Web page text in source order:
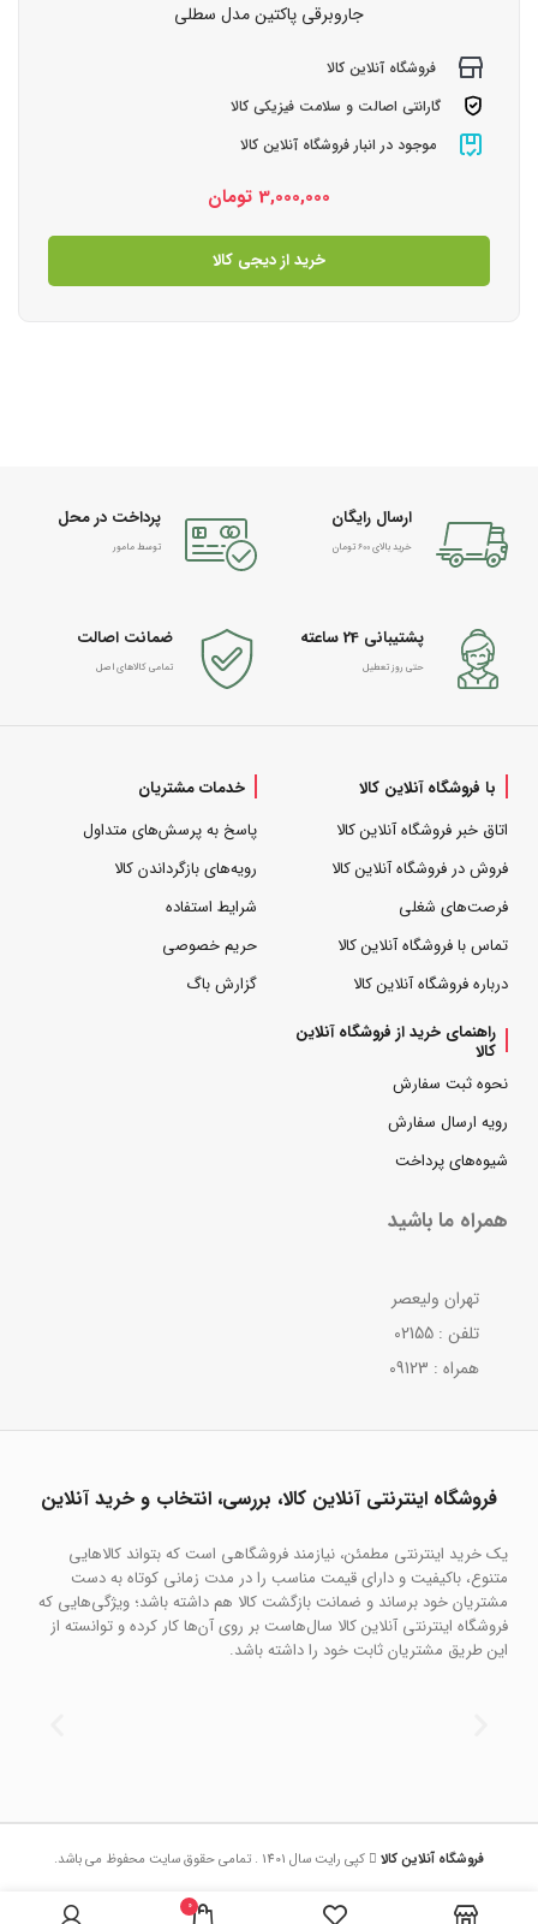
جاروبرقی پاکتین مدل سطلی
فروشگاه آنلاین کالا
گارانتی اصالت و سلامت فیزیکی کالا
موجود در انبار فروشگاه آنلاین کالا
3,000,000 تومان
خرید از دیجی کالا
ارسال رایگان
خرید بالای 600 تومان
پرداخت در محل
توسط مامور
پشتیبانی 24 ساعته
حتی روز تعطیل
ضمانت اصالت
تمامی کالاهای اصل
با فروشگاه آنلاین کالا
اتاق خبر فروشگاه آنلاین کالا
فروش در فروشگاه آنلاین کالا
فرصت‌های شغلی
تماس با فروشگاه آنلاین کالا
درباره فروشگاه آنلاین کالا
خدمات مشتریان
پاسخ به پرسش‌های متداول
رویه‌های بازگرداندن کالا
شرایط استفاده
حریم خصوصی
گزارش باگ
راهنمای خرید از فروشگاه آنلاین
کالا
نحوه ثبت سفارش
رویه ارسال سفارش
شیوه‌های پرداخت
همراه ما باشید
تهران ولیعصر
تلفن : 02155
همراه : 09123
فروشگاه اینترنتی آنلاین کالا، بررسی، انتخاب و خرید آنلاین
یک خرید اینترنتی مطمئن، نیازمند فروشگاهی است که بتواند کالاهایی
متنوع، باکیفیت و دارای قیمت مناسب را در مدت زمانی کوتاه به دست
مشتریان خود برساند و ضمانت بازگشت کالا هم داشته باشد؛ ویژگی‌هایی که
فروشگاه اینترنتی آنلاین کالا سال‌هاست بر روی آن‌ها کار کرده و توانسته از
این طریق مشتریان ثابت خود را داشته باشد.
0